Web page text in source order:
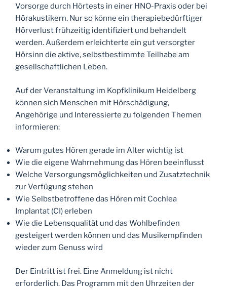
Vorsorge durch Hörtests in einer HNO-Praxis oder bei
Hörakustikern. Nur so könne ein therapiebedürftiger
Hörverlust frühzeitig identifiziert und behandelt
werden. Außerdem erleichterte ein gut versorgter
Hörsinn die aktive, selbstbestimmte Teilhabe am
gesellschaftlichen Leben.
Auf der Veranstaltung im Kopfklinikum Heidelberg
können sich Menschen mit Hörschädigung,
Angehörige und Interessierte zu folgenden Themen
informieren:
Warum gutes Hören gerade im Alter wichtig ist
Wie die eigene Wahrnehmung das Hören beeinflusst
Welche Versorgungsmöglichkeiten und Zusatztechnik
zur Verfügung stehen
Wie Selbstbetroffene das Hören mit Cochlea
Implantat (CI) erleben
Wie die Lebensqualität und das Wohlbefinden
gesteigert werden können und das Musikempfinden
wieder zum Genuss wird
Der Eintritt ist frei. Eine Anmeldung ist nicht
erforderlich. Das Programm mit den Uhrzeiten der